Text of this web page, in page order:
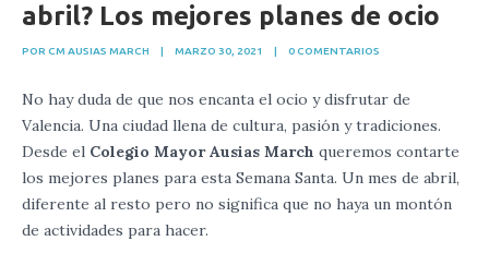
abril? Los mejores planes de ocio
POR CM AUSIAS MARCH MARZO 30, 2021 0 COMENTARIOS
No hay duda de que nos encanta el ocio y disfrutar de
Valencia. Una ciudad llena de cultura, pasión y tradiciones.
Desde el Colegio Mayor Ausias March queremos contarte
los mejores planes para esta Semana Santa. Un mes de abril,
diferente al resto pero no significa que no haya un montón
de actividades para hacer.